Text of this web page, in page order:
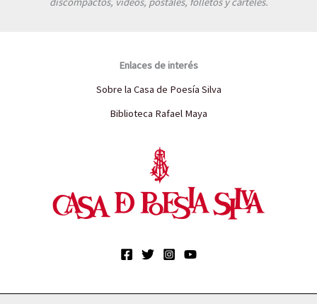
Enlaces de interés
Sobre la Casa de Poesía Silva
Biblioteca Rafael Maya